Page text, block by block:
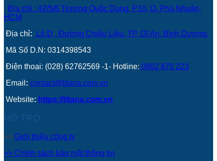
Địa chỉ : 42/5/6 Trương Quốc Dung, P10, Q. Phú Nhuận,
HCM
Địa chỉ:
Lô D , Đường Chiêu Liêu, TP. Dĩ An, Bình Dương.
Mã Số D.N: 0314398543
Điện thoại: (028) 62762569 -1- Hotline: 0902 870 223
Email : contact@titana.com.vn
Website: https://titana.com.vn
>> Giới thiệu công ty
>> Chính sách bảo mật thông tin